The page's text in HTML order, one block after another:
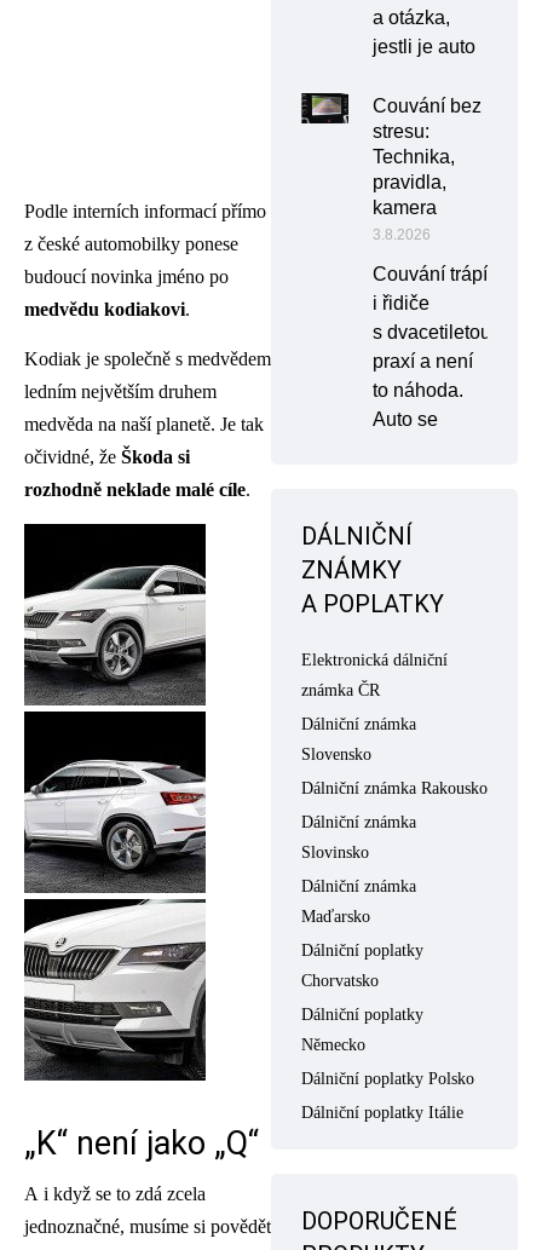
Podle interních informací přímo
z české automobilky ponese
budoucí novinka jméno po
medvědu kodiakovi.
Kodiak je společně s medvědem
ledním největším druhem
medvěda na naší planetě. Je tak
očividné, že Škoda si
rozhodně neklade malé cíle.
„K“ není jako „Q“
A i když se to zdá zcela
jednoznačné, musíme si povědět
a otázka,
jestli je auto
Couvání bez
stresu:
Technika,
pravidla,
kamera
3.8.2026
Couvání trápí
i řidiče
s dvacetiletou
praxí a není
to náhoda.
Auto se
DÁLNIČNÍ
ZNÁMKY
A POPLATKY
Elektronická dálniční
známka ČR
Dálniční známka
Slovensko
Dálniční známka Rakousko
Dálniční známka
Slovinsko
Dálniční známka
Maďarsko
Dálniční poplatky
Chorvatsko
Dálniční poplatky
Německo
Dálniční poplatky Polsko
Dálniční poplatky Itálie
DOPORUČENÉ